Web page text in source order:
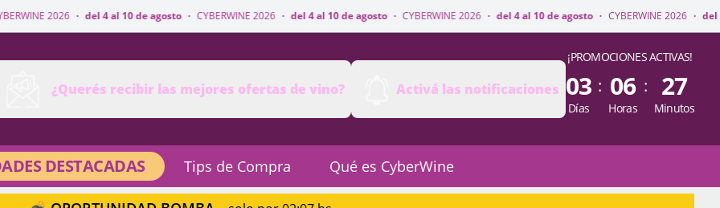
del 4 al 10 de agosto · CYBERWINE 2026 · del 4 al 10 de agosto · CYBERWINE 2026 · del 4 al 10 de agosto · CYBERWINE 2026 · del 4 al 10 de agosto
¿Querés recibir las mejores ofertas de vino?
Activá las notificaciones
¡PROMOCIONES ACTIVAS!
03
Días
: 06
Horas
: 27
Minutos
DESTACADAS Tips de Compra Qué es CyberWine